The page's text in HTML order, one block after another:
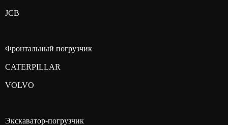
JCB
Фронтальный погрузчик
CATERPILLAR
VOLVO
Экскаватор-погрузчик